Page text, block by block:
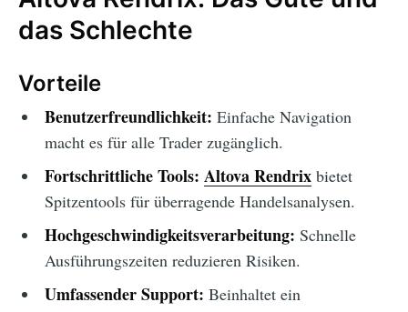
das Schlechte
Vorteile
Benutzerfreundlichkeit: Einfache Navigation
macht es für alle Trader zugänglich.
Fortschrittliche Tools: Altova Rendrixbietet
Spitzentools für überragende Handelsanalysen.
Hochgeschwindigkeitsverarbeitung: Schnelle
Ausführungszeiten reduzieren Risiken.
Umfassender Support: Beinhaltet ein